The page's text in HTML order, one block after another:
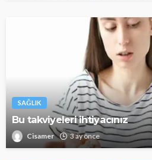
SAĞLIK
Bu takviyeleri ihtiyacınız
Cisamer 3 ay önce